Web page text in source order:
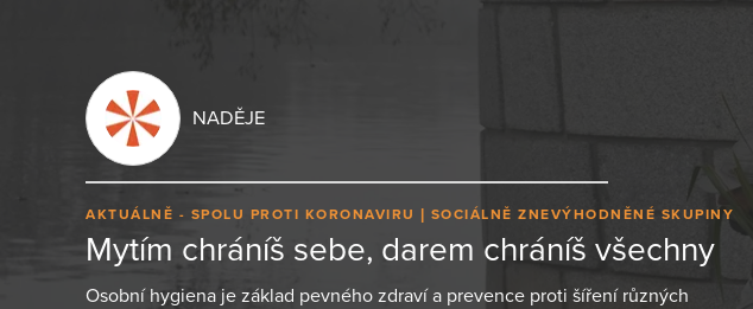
NADĚJE
AKTUÁLNĚ - SPOLU PROTI KORONAVIRU SOCIÁLNĚ ZNEVÝHODNĚNÉ SKUPINY
Mytím chráníš sebe, darem chráníš všechny
Osobní hygiena je základ pevného zdraví a prevence proti šíření různých